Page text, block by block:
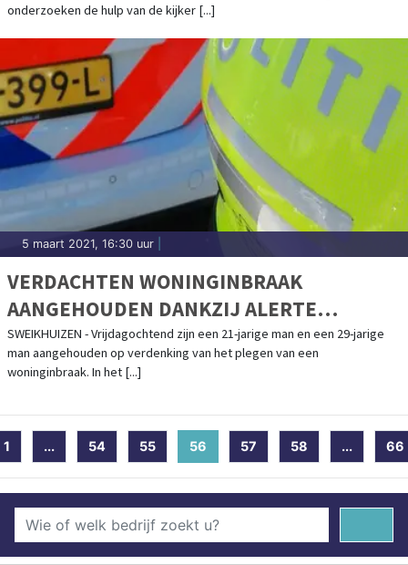
onderzoeken de hulp van de kijker [...]
5 maart 2021, 16:30 uur
VERDACHTEN WONINGINBRAAK
AANGEHOUDEN DANKZIJ ALERTE
BURGERS
SWEIKHUIZEN - Vrijdagochtend zijn een 21-jarige man en een 29-jarige
man aangehouden op verdenking van het plegen van een
woninginbraak. In het [...]
1 ... 54 55 56 (current)
57 58 ... 66